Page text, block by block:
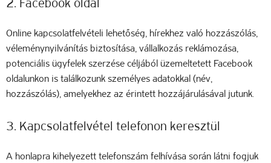
Online kapcsolatfelvételi lehetőség, hírekhez való hozzászólás,
véleménynyilvánítás biztosítása, vállalkozás reklámozása,
potenciális ügyfelek szerzése céljából üzemeltetett Facebook
oldalunkon is találkozunk személyes adatokkal (név,
hozzászólás), amelyekhez az érintett hozzájárulásával jutunk.
3. Kapcsolatfelvétel telefonon keresztül
A honlapra kihelyezett telefonszám felhívása során látni fogjuk